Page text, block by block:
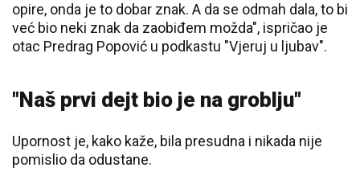
opire, onda je to dobar znak. A da se odmah dala, to bi
već bio neki znak da zaobiđem možda", ispričao je
otac Predrag Popović u podkastu "Vjeruj u ljubav".
"Naš prvi dejt bio je na groblju"
Upornost je, kako kaže, bila presudna i nikada nije
pomislio da odustane.